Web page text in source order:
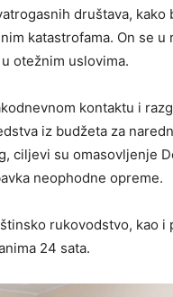
društava, kako
katastrofama. On se
otežnim uslovima.
kontaktu i
iz budžeta za
ciljevi su omasovljenje
neophodne opreme.
rukovodstvo, kao
24 sata.